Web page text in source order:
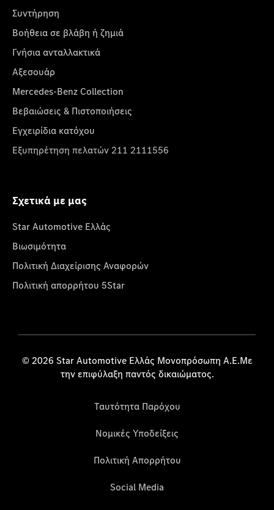
Συντήρηση
Βοήθεια σε βλάβη ή ζημιά
Γνήσια ανταλλακτικά
Αξεσουάρ
Mercedes-Benz Collection
Βεβαιώσεις & Πιστοποιήσεις
Εγχειρίδια κατόχου
Εξυπηρέτηση πελατών 211 2111556
Σχετικά με μας
Star Automotive Ελλάς
Βιωσιμότητα
Πολιτική Διαχείρισης Αναφορών
Πολιτική απορρήτου 5Star
© 2026 Star Automotive Ελλάς Μονοπρόσωπη Α.Ε.Με
την επιφύλαξη παντός δικαιώματος.
Ταυτότητα Παρόχου
Νομικές Υποδείξεις
Πολιτική Απορρήτου
Social Media